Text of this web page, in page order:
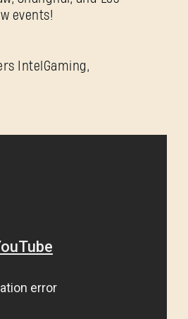
events!
IntelGaming,